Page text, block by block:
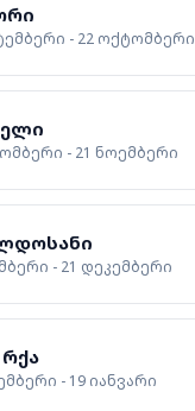
- 22 ოქტომბერი
- 21 ნოემბერი
- 21 დეკემბერი
- 19 იანვარი